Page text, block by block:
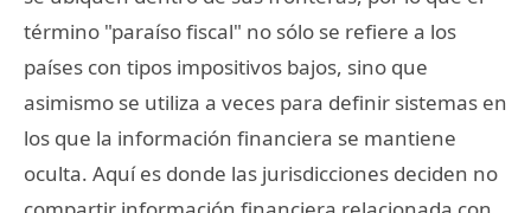
término "paraíso fiscal" no sólo se refiere a los
países con tipos impositivos bajos, sino que
asimismo se utiliza a veces para definir sistemas en
los que la información financiera se mantiene
oculta. Aquí es donde las jurisdicciones deciden no